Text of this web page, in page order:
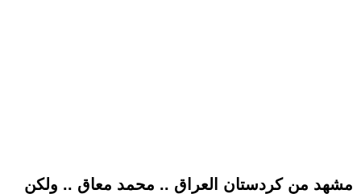
مشهد من كردستان العراق .. محمد معاق .. ولكن